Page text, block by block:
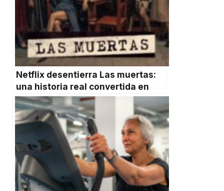
Netflix desentierra Las muertas:
una historia real convertida en
sátira mexicana